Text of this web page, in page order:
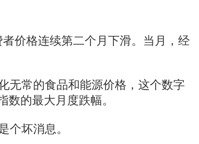
价格连续第二个月下滑。当月，经
无常的食品和能源价格，这个数字
数的最大月度跌幅。
个坏消息。